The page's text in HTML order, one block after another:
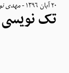
٢٠ آبان ١٣٩٦ -مهدی
تک‌ نویسی ۲- عادل